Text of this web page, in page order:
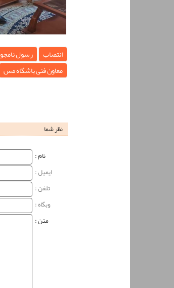
انتصاب رسول نامجو
معاون فنی باشگاه مس
نظر شما
نام‌ :
ایمیل :
تلفن :
وبگاه‌ :
متن :